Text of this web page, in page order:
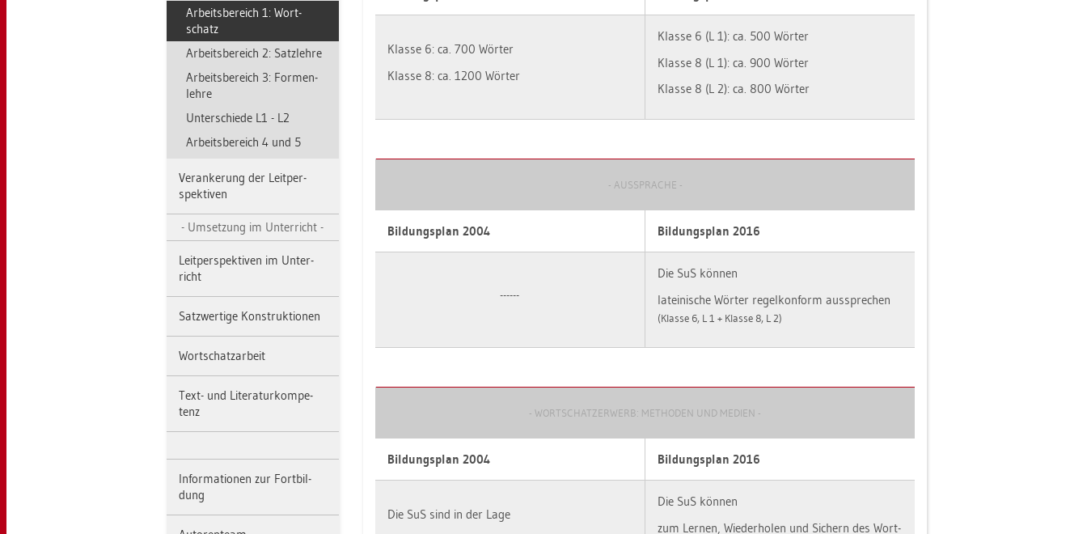
Ar­beits­be­reich 1: Wort­
schatz
Ar­beits­be­reich 2: Satz­leh­re
Ar­beits­be­reich 3: For­men­
leh­re
Un­ter­schie­de L1 - L2
Ar­beits­be­reich 4 und 5
Ver­an­ke­rung der Leit­per­
spek­ti­ven
Um­set­zung im Un­ter­richt
Leit­per­spek­ti­ven im Un­ter­
richt
Satz­wer­ti­ge Kon­struk­tio­nen
Wort­schatz­ar­beit
Text- und Li­te­ra­tur­kom­pe­
tenz
In­for­ma­tio­nen zur Fort­bil­
dung
Klas­se 6: ca. 700 Wör­ter
Klas­se 8: ca. 1200 Wör­ter
Klas­se 6 (L 1): ca. 500 Wör­ter
Klas­se 8 (L 1): ca. 900 Wör­ter
Klas­se 8 (L 2): ca. 800 Wör­ter
- AUS­SPRA­CHE -
Bil­dungs­plan 2004 Bil­dungs­plan 2016
------
Die SuS kön­nen
la­tei­ni­sche Wör­ter re­gel­kon­form aus­spre­chen
(Klas­se 6, L 1 + Klas­se 8, L 2)
- WORT­SCHATZ­ER­WERB: ME­THO­DEN UND ME­DI­EN -
Bil­dungs­plan 2004 Bil­dungs­plan 2016
Die SuS sind in der Lage
Die SuS kön­nen
zum Ler­nen, Wie­der­ho­len und Si­chern des Wort­